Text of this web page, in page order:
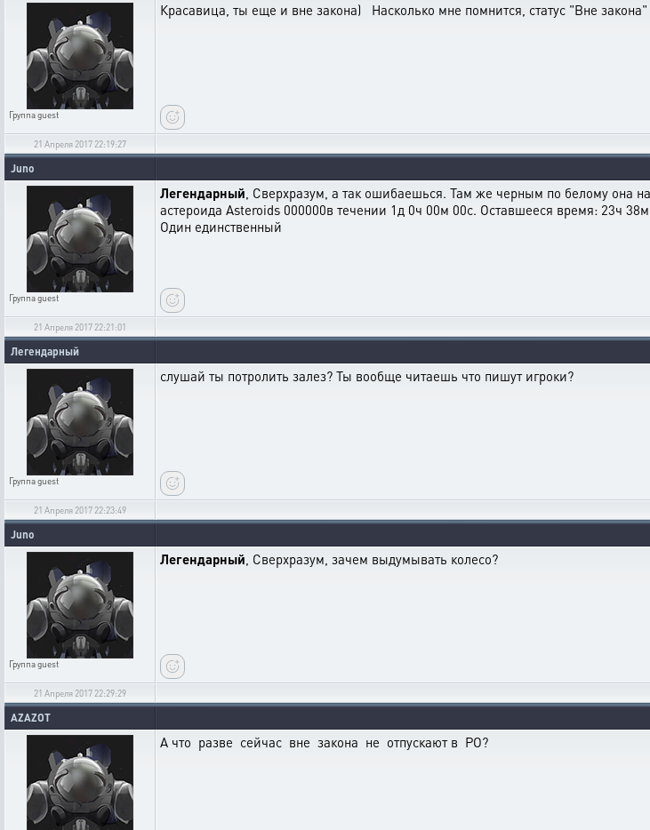
Группаguest
Красавица, ты еще и вне закона) Насколько мне помнится, статус "Вне
21 Апреля 2017 22:19:27
Juno
Группаguest
Легендарный, Сверхразум, а так ошибаешься. Там же черным по белому она
астероида Asteroids 000000в течении 1д 0ч 00м 00с. Оставшееся время: 23ч
Один единственный
21 Апреля 2017 22:21:01
Легендарный
Группаguest
слушай ты потролить залез? Ты вообще читаешь что пишут игроки?
21 Апреля 2017 22:23:49
Juno
Группаguest
Легендарный, Сверхразум, зачем выдумывать колесо?
21 Апреля 2017 22:29:29
AZAZOT
А что разве сейчас вне закона не отпускают в РО?